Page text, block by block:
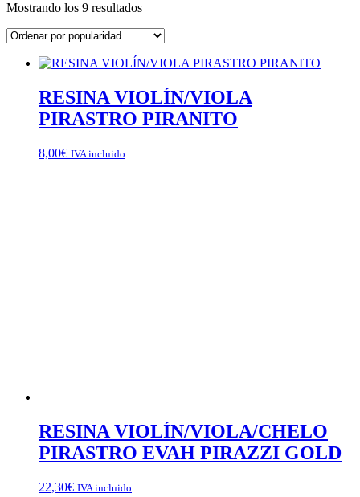
Mostrando los 9 resultadosOrdenado
popularidad
RESINA VIOLÍN/VIOLA
PIRASTRO PIRANITO
8,00€ IVA incluido
RESINA VIOLÍN/VIOLA/CHELO
PIRASTRO EVAH PIRAZZI GOLD
22,30€ IVA incluido